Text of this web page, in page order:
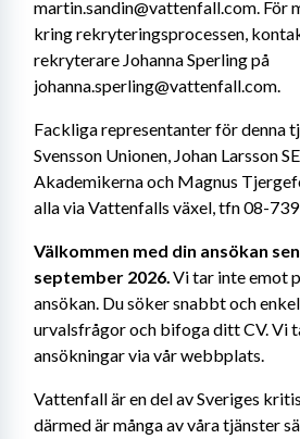
martin.sandin@vattenfall.com. För
kring rekryteringsprocessen,
rekryterare Johanna Sperling på
johanna.sperling@vattenfall.com.
Fackliga representanter för denna
Svensson Unionen, Johan Larsson
Akademikerna och Magnus
alla via Vattenfalls växel, tfn 08-
Välkommen med din ansökan
september 2026. Vi tar inte emot
ansökan. Du söker snabbt och
urvalsfrågor och bifoga ditt CV.Vi
ansökningar via vår webbplats.
Vattenfall är en del av Sveriges
därmed är många av våra tjänster